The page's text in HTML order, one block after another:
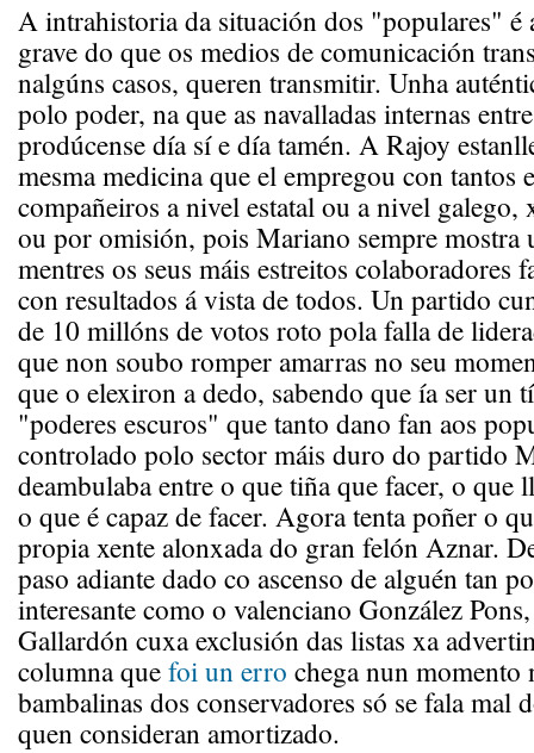
A intrahistoria da situación dos "populares" é
grave do que os medios de comunicación
nalgúns casos, queren transmitir. Unha
polo poder, na que as navalladas internas
prodúcense día sí e día tamén. A Rajoy
mesma medicina que el empregou con tantos
compañeiros a nivel estatal ou a nivel galego,
ou por omisión, pois Mariano sempre
mentres os seus máis estreitos colaboradores
con resultados á vista de todos. Un partido
de 10 millóns de votos roto pola falla de
que non soubo romper amarras no seu
que o elexiron a dedo, sabendo que ía ser un
"poderes escuros" que tanto dano fan aos
controlado polo sector máis duro do partido
deambulaba entre o que tiña que facer, o que
o que é capaz de facer. Agora tenta poñer o
propia xente alonxada do gran felón Aznar.
paso adiante dado co ascenso de alguén tan
interesante como o valenciano González
Gallardón cuxa exclusión das listas xa
columna quefoi un erro chega nun momento
bambalinas dos conservadores só se fala mal
quen consideran amortizado.